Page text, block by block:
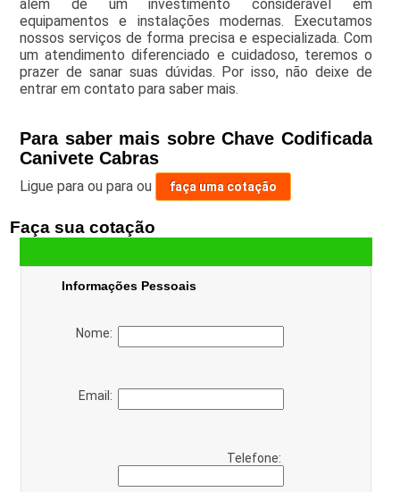
além de um investimento considerável em
equipamentos e instalações modernas. Executamos
nossos serviços de forma precisa e especializada. Com
um atendimento diferenciado e cuidadoso, teremos o
prazer de sanar suas dúvidas. Por isso, não deixe de
entrar em contato para saber mais.
Para saber mais sobre Chave Codificada
Canivete Cabras
Ligue para ou para ou faça uma cotação
Faça sua cotação
Informações Pessoais
Nome:
Email:
Telefone: